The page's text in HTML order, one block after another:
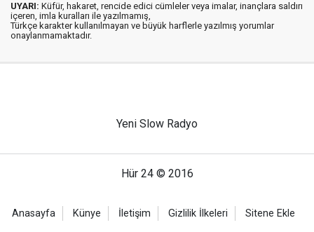
UYARI: Küfür, hakaret, rencide edici cümleler veya imalar, inançlara saldırı
içeren, imla kuralları ile yazılmamış,
Türkçe karakter kullanılmayan ve büyük harflerle yazılmış yorumlar
onaylanmamaktadır.
Yeni Slow Radyo
Hür 24 © 2016
Anasayfa Künye İletişim Gizlilik İlkeleri Sitene Ekle